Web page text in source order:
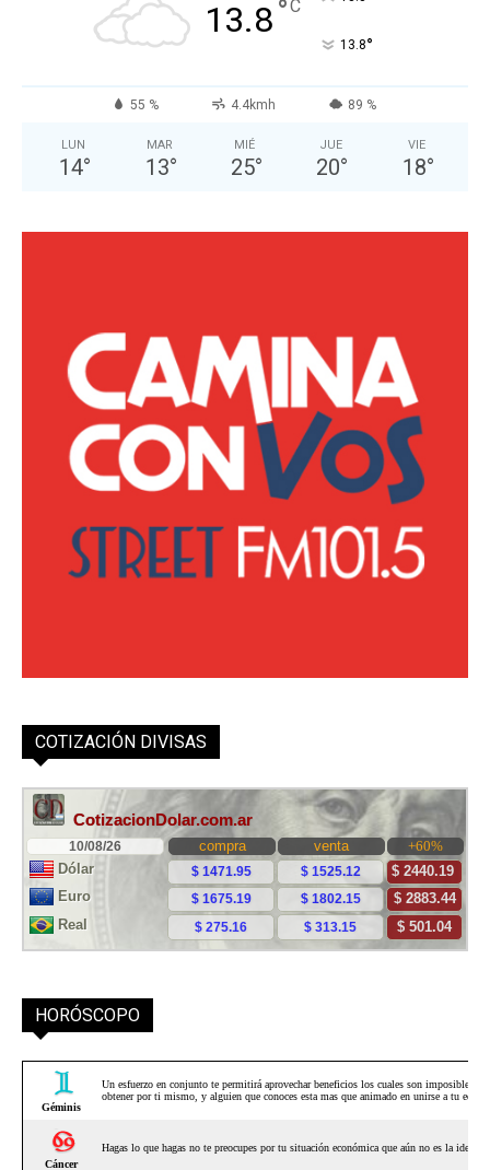
13.8°C
13.8°
55 % 4.4kmh 89 %
LUN
14°
MAR
13°
MIÉ
25°
JUE
20°
VIE
18°
COTIZACIÓN DIVISAS
HORÓSCOPO